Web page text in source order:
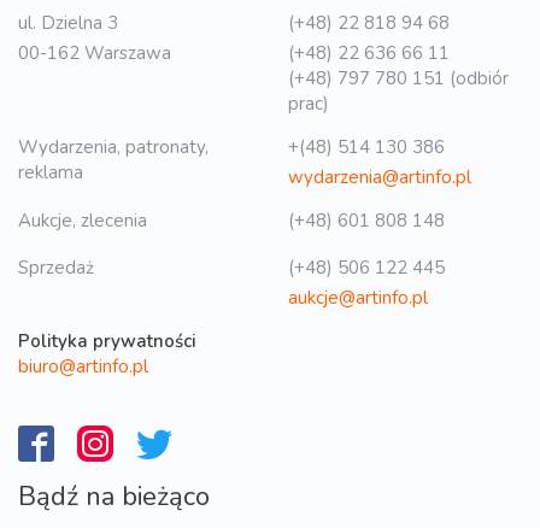
ul. Dzielna 3
00-162 Warszawa
(+48) 22 818 94 68
(+48) 22 636 66 11
(+48) 797 780 151 (odbiór
prac)
Wydarzenia, patronaty,
reklama
+(48) 514 130 386
wydarzenia@artinfo.pl
Aukcje, zlecenia
(+48) 601 808 148
Sprzedaż
(+48) 506 122 445
aukcje@artinfo.pl
Polityka prywatności
biuro@artinfo.pl
Bądź na bieżąco